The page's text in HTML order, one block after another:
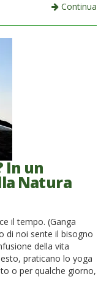
Continua
In un
Natura
il tempo. (Ganga
di noi sente il bisogno
della vita
praticano lo yoga
o per qualche giorno,